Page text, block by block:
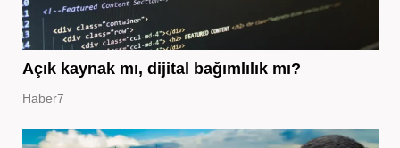
Açık kaynak mı, dijital bağımlılık mı?
Haber7